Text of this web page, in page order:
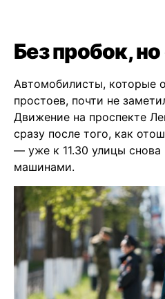
Без пробок,
Автомобилисты, которые
простоев, почти не
Движение на проспекте
сразу после того, как
— уже к 11.30 улицы снова
машинами.